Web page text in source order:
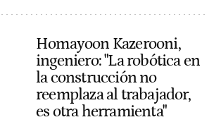
Homayoon Kazerooni,
ingeniero: "La robótica en
la construcción no
reemplaza al trabajador,
es otra herramienta"